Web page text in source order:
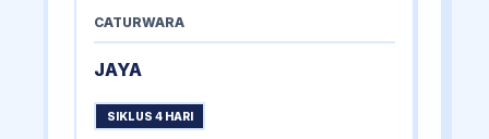
CATURWARA
JAYA
SIKLUS 4 HARI